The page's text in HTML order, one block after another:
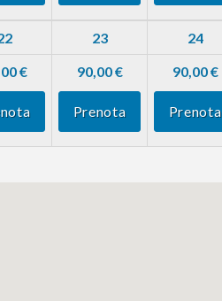
23 24
€ 90,00 €
Prenota
90,00 €
Prenota